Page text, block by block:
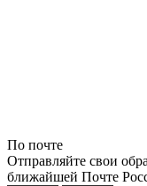
По почте
Отправляйте свои
ближайшей Почте